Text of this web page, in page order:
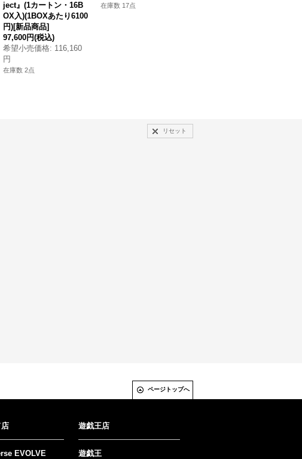
ject』(1カートン・16B
OX入)(1BOXあたり6100
円)[新品商品]
97,600円(税込)
希望小売価格: 116,160
円
在庫数 2点
在庫数 17点
リセット
ページトップへ
EVOLVE
遊戯王店
遊戯王